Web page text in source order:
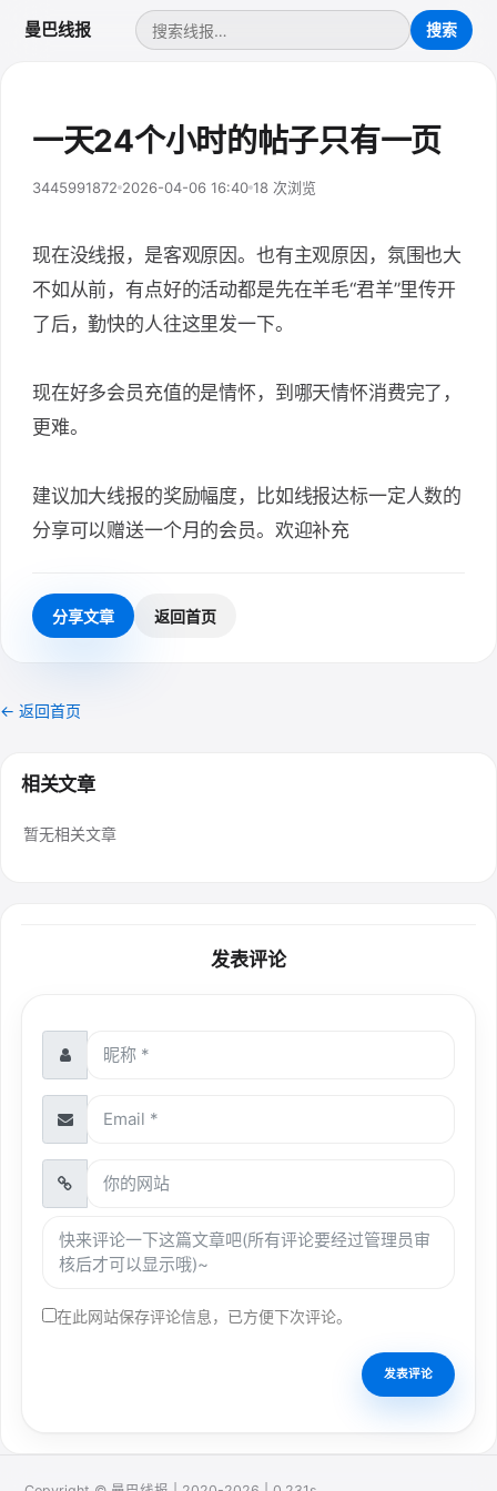
曼巴线报
一天24个小时的帖子只有一页
3445991872 2026-04-06 16:40 18 次浏览
现在没线报，是客观原因。也有主观原因，氛围也大
不如从前，有点好的活动都是先在羊毛“君羊”里传开
了后，勤快的人往这里发一下。
现在好多会员充值的是情怀，到哪天情怀消费完了，
更难。
建议加大线报的奖励幅度，比如线报达标一定人数的
分享可以赠送一个月的会员。欢迎补充
分享文章 返回首页
← 返回首页
相关文章
暂无相关文章
发表评论
在此网站保存评论信息，已方便下次评论。